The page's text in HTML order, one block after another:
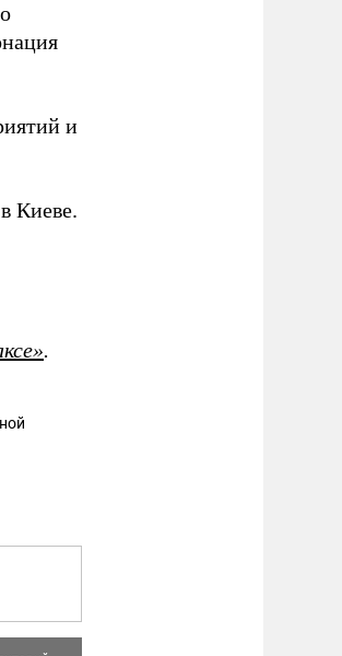
и
Киеве.
.